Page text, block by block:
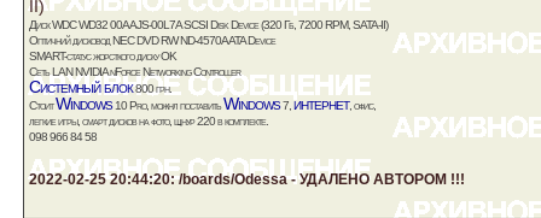
II)
ДискWDC WD32 00AAJS-00L7A SCSI Disk Device (320 Гб, 7200 RPM, SATA-II)
Оптичний дисковод NEC DVD RW ND-4570A ATA Device
SMART-статус жорсткого диску OK
Сеть LAN NVIDIA nForce Networking Controller
Системный блок800 грн.
СтоитWindows10 Pro, можнл поставитьWindows7, интернет, офис,
легкие игры, смартдисков нафото, щнур 220 в комплекте.
098 966 84 58
2022-02-25 20:44:20: /boards/Odessa - УДАЛЕНО АВТОРОМ !!!